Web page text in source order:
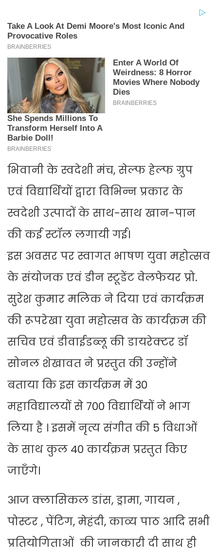
भिवानी के स्वदेशी मंच, सेल्फ हेल्फ ग्रुप
एवं विद्यार्थियों द्वारा विभिन्न प्रकार के
स्वदेशी उत्पादों के साथ-साथ खान-पान
की कई स्टॉल लगायी गई।
इस अवसर पर स्वागत भाषण युवा महोत्सव
के संयोजक एवं डीन स्टूडेंट वेलफेयर प्रो.
सुरेश कुमार मलिक ने दिया एवं कार्यक्रम
की रूपरेखा युवा महोत्सव के कार्यक्रम की
सचिव एवं डीवाईडब्लू की डायरेक्टर डॉ
सोनल शेखावत ने प्रस्तुत की उन्होंने
बताया कि इस कार्यक्रम में 30
महाविद्यालयों से 700 विद्यार्थियों ने भाग
लिया है । इसमें नृत्य संगीत की 5 विधाओं
के साथ कुल 40 कार्यक्रम प्रस्तुत किए
जाएँगे।
आज क्लासिकल डांस, ड्रामा, गायन ,
पोस्टर , पेंटिग, मेहंदी, काव्य पाठ आदि सभी
प्रतियोगिताओं की जानकारी दी साथ ही